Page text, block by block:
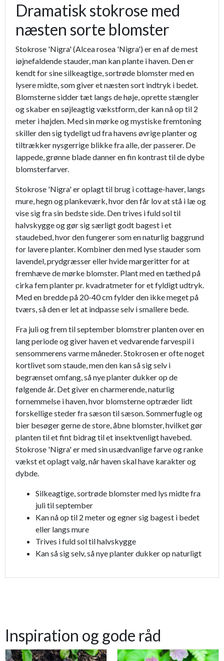
Dramatisk stokrose med
næsten sorte blomster
Stokrose 'Nigra' (Alcea rosea 'Nigra') er en af de mest
iøjnefaldende stauder, man kan plante i haven. Den er
kendt for sine silkeagtige, sortrøde blomster med en
lysere midte, som giver et næsten sort indtryk i bedet.
Blomsterne sidder tæt langs de høje, oprette stængler
og skaber en søjleagtig vækstform, der kan nå op til 2
meter i højden. Med sin mørke og mystiske fremtoning
skiller den sig tydeligt ud fra havens øvrige planter og
tiltrækker nysgerrige blikke fra alle, der passerer. De
lappede, grønne blade danner en fin kontrast til de dybe
blomsterfarver.
Stokrose 'Nigra' er oplagt til brug i cottage-haver, langs
mure, hegn og plankeværk, hvor den får lov at stå i læ og
vise sig fra sin bedste side. Den trives i fuld sol til
halvskygge og gør sig særligt godt bagest i et
staudebed, hvor den fungerer som en naturlig baggrund
for lavere planter. Kombiner den med lyse stauder som
lavendel, prydgræsser eller hvide margeritter for at
fremhæve de mørke blomster. Plant med en tæthed på
cirka fem planter pr. kvadratmeter for et fyldigt udtryk.
Med en bredde på 20-40 cm fylder den ikke meget på
tværs, så den er let at indpasse selv i smallere bede.
Fra juli og frem til september blomstrer planten over en
lang periode og giver haven et vedvarende farvespil i
sensommerens varme måneder. Stokrosen er ofte noget
kortlivet som staude, men den kan så sig selv i
begrænset omfang, så nye planter dukker op de
følgende år. Det giver en charmerende, naturlig
fornemmelse i haven, hvor blomsterne optræder lidt
forskellige steder fra sæson til sæson. Sommerfugle og
bier besøger gerne de store, åbne blomster, hvilket gør
planten til et fint bidrag til et insektvenligt havebed.
Stokrose 'Nigra' er med sin usædvanlige farve og ranke
vækst et oplagt valg, når haven skal have karakter og
dybde.
Silkeagtige, sortrøde blomster med lys midte fra
juli til september
Kan nå op til 2 meter og egner sig bagest i bedet
eller langs mure
Trives i fuld sol til halvskygge
Kan så sig selv, så nye planter dukker op naturligt
Inspiration og gode råd